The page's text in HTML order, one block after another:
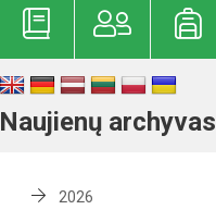
Naujienų archyvas
2026